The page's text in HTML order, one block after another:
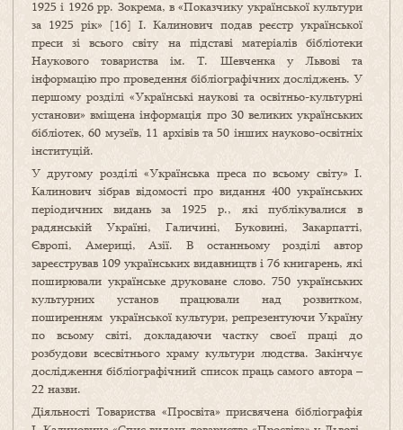
1925 і 1926 рр. Зокрема, в «Показчику української культури
за 1925 рік» [16] І. Калинович подав реєстр української
преси зі всього світу на підставі матеріалів бібліотеки
Наукового товариства ім. Т. Шевченка у Львові та
інформацію про проведення бібліографічних досліджень. У
першому розділі «Україн­ські наукові та освітньо-культурні
установи» вміщена інформація про 30 великих українських
бібліотек, 60 музеїв, 11 архівів та 50 інших науково-освітніх
інституцій.
У другому розділі «Українська преса по всьому світу» І.
Калинович зібрав відомості про видання 400 українських
періодичних видань за 1925 р., які публікувалися в
радянській Україні, Галичині, Буковині, Закарпатті,
Європі, Америці, Азії. В останньому розділі автор
зареєстрував 109 українських видавництв і 76 книгарень, які
поширювали українське друковане слово. 750 українських
культурних установ працювали над розвитком,
поширенням української культури, ре­презентуючи Україну
по всьому світі, докладаючи частку своєї праці до
розбудови всесвітнього храму культури людства. Закінчує
дослідження бібліо­графічний список праць самого автора –
22 назви.
Діяльності Товариства «Просвіта» присвячена бібліографія